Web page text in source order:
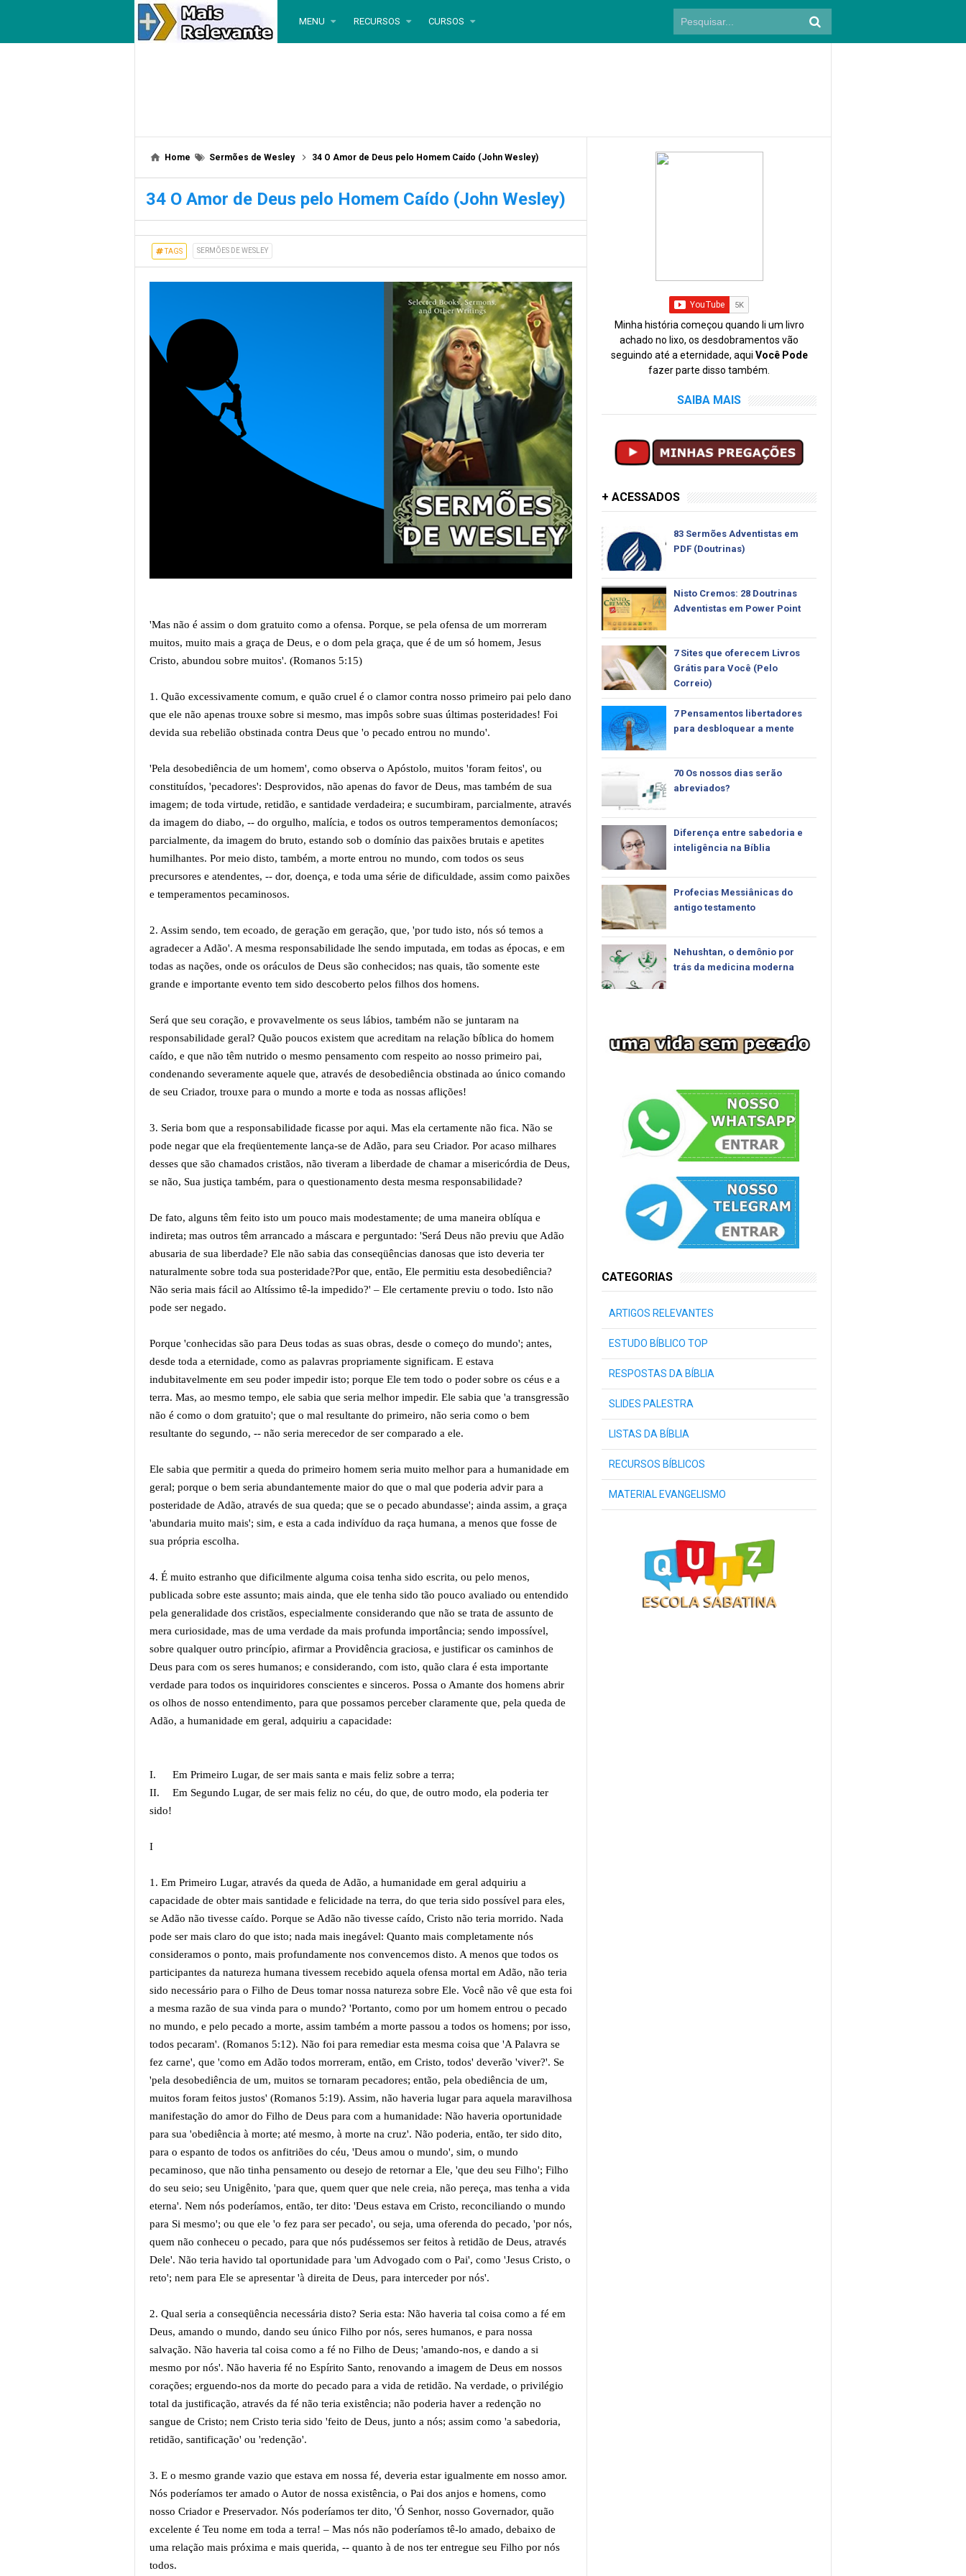
MENU RECURSOS CURSOS
Home Sermões de Wesley 34 O Amor de Deus pelo Homem Caído (John Wesley)
34 O Amor de Deus pelo Homem Caído (John Wesley)
TAGS SERMÕES DE WESLEY
'Mas não é assim o dom gratuito como a ofensa. Porque, se pela ofensa de um morreram
muitos, muito mais a graça de Deus, e o dom pela graça, que é de um só homem, Jesus
Cristo, abundou sobre muitos'. (Romanos 5:15)
1. Quão excessivamente comum, e quão cruel é o clamor contra nosso primeiro pai pelo dano
que ele não apenas trouxe sobre si mesmo, mas impôs sobre suas últimas posteridades! Foi
devida sua rebelião obstinada contra Deus que 'o pecado entrou no mundo'.
'Pela desobediência de um homem', como observa o Apóstolo, muitos 'foram feitos', ou
constituídos, 'pecadores': Desprovidos, não apenas do favor de Deus, mas também de sua
imagem; de toda virtude, retidão, e santidade verdadeira; e sucumbiram, parcialmente, através
da imagem do diabo, -- do orgulho, malícia, e todos os outros temperamentos demoníacos;
parcialmente, da imagem do bruto, estando sob o domínio das paixões brutais e apetites
humilhantes. Por meio disto, também, a morte entrou no mundo, com todos os seus
precursores e atendentes, -- dor, doença, e toda uma série de dificuldade, assim como paixões
e temperamentos pecaminosos.
2. Assim sendo, tem ecoado, de geração em geração, que, 'por tudo isto, nós só temos a
agradecer a Adão'. A mesma responsabilidade lhe sendo imputada, em todas as épocas, e em
todas as nações, onde os oráculos de Deus são conhecidos; nas quais, tão somente este
grande e importante evento tem sido descoberto pelos filhos dos homens.
Será que seu coração, e provavelmente os seus lábios, também não se juntaram na
responsabilidade geral? Quão poucos existem que acreditam na relação bíblica do homem
caído, e que não têm nutrido o mesmo pensamento com respeito ao nosso primeiro pai,
condenando severamente aquele que, através de desobediência obstinada ao único comando
de seu Criador, trouxe para o mundo a morte e toda as nossas aflições!
3. Seria bom que a responsabilidade ficasse por aqui. Mas ela certamente não fica. Não se
pode negar que ela freqüentemente lança-se de Adão, para seu Criador. Por acaso milhares
desses que são chamados cristãos, não tiveram a liberdade de chamar a misericórdia de Deus,
se não, Sua justiça também, para o questionamento desta mesma responsabilidade?
De fato, alguns têm feito isto um pouco mais modestamente; de uma maneira oblíqua e
indireta; mas outros têm arrancado a máscara e perguntado: 'Será Deus não previu que Adão
abusaria de sua liberdade? Ele não sabia das conseqüências danosas que isto deveria ter
naturalmente sobre toda sua posteridade?Por que, então, Ele permitiu esta desobediência?
Não seria mais fácil ao Altíssimo tê-la impedido?' – Ele certamente previu o todo. Isto não
pode ser negado.
Porque 'conhecidas são para Deus todas as suas obras, desde o começo do mundo'; antes,
desde toda a eternidade, como as palavras propriamente significam. E estava
indubitavelmente em seu poder impedir isto; porque Ele tem todo o poder sobre os céus e a
terra. Mas, ao mesmo tempo, ele sabia que seria melhor impedir. Ele sabia que 'a transgressão
não é como o dom gratuito'; que o mal resultante do primeiro, não seria como o bem
resultante do segundo, -- não seria merecedor de ser comparado a ele.
Ele sabia que permitir a queda do primeiro homem seria muito melhor para a humanidade em
geral; porque o bem seria abundantemente maior do que o mal que poderia advir para a
posteridade de Adão, através de sua queda; que se o pecado abundasse'; ainda assim, a graça
'abundaria muito mais'; sim, e esta a cada indivíduo da raça humana, a menos que fosse de
sua própria escolha.
4. É muito estranho que dificilmente alguma coisa tenha sido escrita, ou pelo menos,
publicada sobre este assunto; mais ainda, que ele tenha sido tão pouco avaliado ou entendido
pela generalidade dos cristãos, especialmente considerando que não se trata de assunto de
mera curiosidade, mas de uma verdade da mais profunda importância; sendo impossível,
sobre qualquer outro princípio, afirmar a Providência graciosa, e justificar os caminhos de
Deus para com os seres humanos; e considerando, com isto, quão clara é esta importante
verdade para todos os inquiridores conscientes e sinceros. Possa o Amante dos homens abrir
os olhos de nosso entendimento, para que possamos perceber claramente que, pela queda de
Adão, a humanidade em geral, adquiriu a capacidade:
I.
Em Primeiro Lugar, de ser mais santa e mais feliz sobre a terra;
II.
Em Segundo Lugar, de ser mais feliz no céu, do que, de outro modo, ela poderia ter
sido!
I
1. Em Primeiro Lugar, através da queda de Adão, a humanidade em geral adquiriu a
capacidade de obter mais santidade e felicidade na terra, do que teria sido possível para eles,
se Adão não tivesse caído. Porque se Adão não tivesse caído, Cristo não teria morrido. Nada
pode ser mais claro do que isto; nada mais inegável: Quanto mais completamente nós
consideramos o ponto, mais profundamente nos convencemos disto. A menos que todos os
participantes da natureza humana tivessem recebido aquela ofensa mortal em Adão, não teria
sido necessário para o Filho de Deus tomar nossa natureza sobre Ele. Você não vê que esta foi
a mesma razão de sua vinda para o mundo? 'Portanto, como por um homem entrou o pecado
no mundo, e pelo pecado a morte, assim também a morte passou a todos os homens; por isso,
todos pecaram'. (Romanos 5:12). Não foi para remediar esta mesma coisa que 'A Palavra se
fez carne', que 'como em Adão todos morreram, então, em Cristo, todos' deverão 'viver?'. Se
'pela desobediência de um, muitos se tornaram pecadores; então, pela obediência de um,
muitos foram feitos justos' (Romanos 5:19). Assim, não haveria lugar para aquela maravilhosa
manifestação do amor do Filho de Deus para com a humanidade: Não haveria oportunidade
para sua 'obediência à morte; até mesmo, à morte na cruz'. Não poderia, então, ter sido dito,
para o espanto de todos os anfitriões do céu, 'Deus amou o mundo', sim, o mundo
pecaminoso, que não tinha pensamento ou desejo de retornar a Ele, 'que deu seu Filho'; Filho
do seu seio; seu Unigênito, 'para que, quem quer que nele creia, não pereça, mas tenha a vida
eterna'. Nem nós poderíamos, então, ter dito: 'Deus estava em Cristo, reconciliando o mundo
para Si mesmo'; ou que ele 'o fez para ser pecado', ou seja, uma oferenda do pecado, 'por nós,
quem não conheceu o pecado, para que nós pudéssemos ser feitos à retidão de Deus, através
Dele'. Não teria havido tal oportunidade para 'um Advogado com o Pai', como 'Jesus Cristo, o
reto'; nem para Ele se apresentar 'à direita de Deus, para interceder por nós'.
2. Qual seria a conseqüência necessária disto? Seria esta: Não haveria tal coisa como a fé em
Deus, amando o mundo, dando seu único Filho por nós, seres humanos, e para nossa
salvação. Não haveria tal coisa como a fé no Filho de Deus; 'amando-nos, e dando a si
mesmo por nós'. Não haveria fé no Espírito Santo, renovando a imagem de Deus em nossos
corações; erguendo-nos da morte do pecado para a vida de retidão. Na verdade, o privilégio
total da justificação, através da fé não teria existência; não poderia haver a redenção no
sangue de Cristo; nem Cristo teria sido 'feito de Deus, junto a nós; assim como 'a sabedoria,
retidão, santificação' ou 'redenção'.
3. E o mesmo grande vazio que estava em nossa fé, deveria estar igualmente em nosso amor.
Nós poderíamos ter amado o Autor de nossa existência, o Pai dos anjos e homens, como
nosso Criador e Preservador. Nós poderíamos ter dito, 'Ó Senhor, nosso Governador, quão
excelente é Teu nome em toda a terra! – Mas nós não poderíamos tê-lo amado, debaixo de
uma relação mais próxima e mais querida, -- quanto à de nos ter entregue seu Filho por nós
todos.
Minha história começou quando li um livro
achado no lixo, os desdobramentos vão
seguindo até a eternidade, aqui Você Pode
fazer parte disso também.
SAIBA MAIS
+ ACESSADOS
83 Sermões Adventistas em
PDF (Doutrinas)
Nisto Cremos: 28 Doutrinas
Adventistas em Power Point
7 Sites que oferecem Livros
Grátis para Você (Pelo
Correio)
7 Pensamentos libertadores
para desbloquear a mente
70 Os nossos dias serão
abreviados?
Diferença entre sabedoria e
inteligência na Bíblia
Profecias Messiânicas do
antigo testamento
Nehushtan, o demônio por
trás da medicina moderna
CATEGORIAS
ARTIGOS RELEVANTES
ESTUDO BÍBLICO TOP
RESPOSTAS DA BÍBLIA
SLIDES PALESTRA
LISTAS DA BÍBLIA
RECURSOS BÍBLICOS
MATERIAL EVANGELISMO